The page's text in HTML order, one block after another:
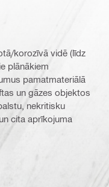
korozīvā vidē (līdz
plānākiem
pamatmateriālā
un gāzes objektos
nekritisku
cita aprīkojuma